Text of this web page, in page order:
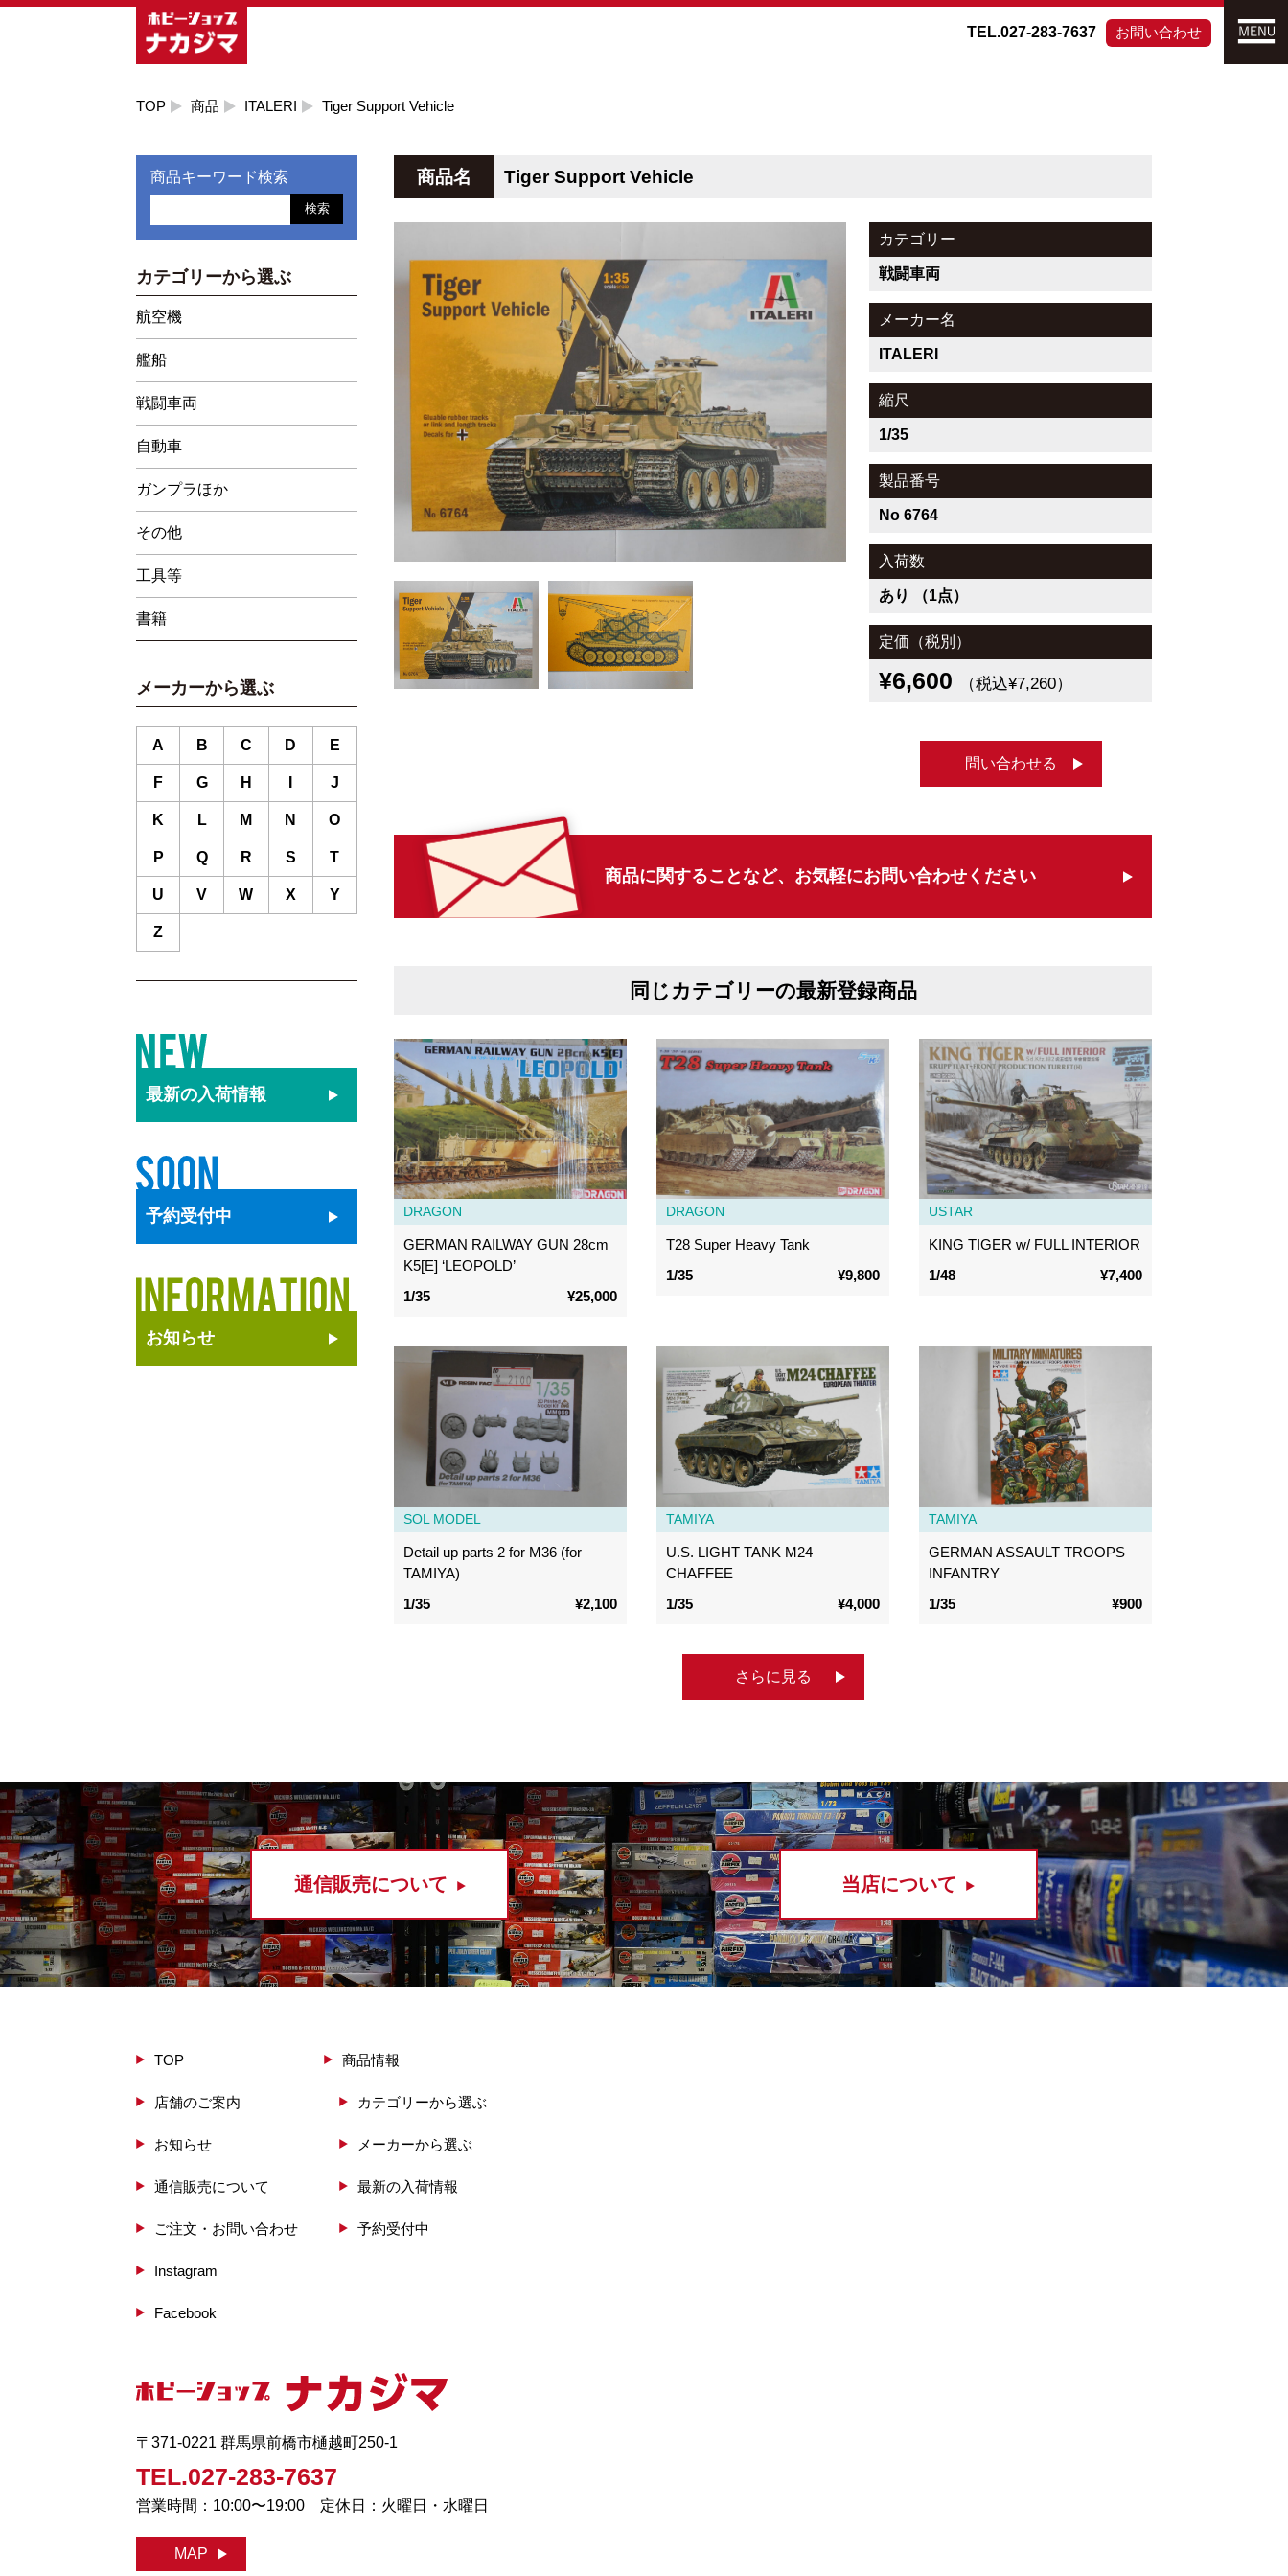
TEL.027-283-7637 お問い合わせ
TOP 商品 ITALERI Tiger Support Vehicle
商品名 Tiger Support Vehicle
カテゴリー
戦闘車両
メーカー名
ITALERI
縮尺
1/35
製品番号
No 6764
入荷数
あり （1点）
定価（税別）
¥6,600 （税込¥7,260）
問い合わせる
商品に関することなど、 お気軽にお問い合わせください
同じカテゴリーの最新登録商品
DRAGON
GERMAN RAILWAY GUN 28cm
K5[E] ‘LEOPOLD’
1/35
¥25,000
DRAGON
T28 Super Heavy Tank
1/35
¥9,800
USTAR
KING TIGER w/ FULL INTERIOR
1/48
¥7,400
SOL MODEL
Detail up parts 2 for M36 (for
TAMIYA)
1/35
¥2,100
TAMIYA
U.S. LIGHT TANK M24
CHAFFEE
1/35
¥4,000
TAMIYA
GERMAN ASSAULT TROOPS
INFANTRY
1/35
¥900
さらに見る
商品キーワード検索
検索
カテゴリーから選ぶ
航空機
艦船
戦闘車両
自動車
ガンプラほか
その他
工具等
書籍
メーカーから選ぶ
A B C D E
F G H J
K L M N O
P Q R S T
U V W X Y
Z
最新の入荷情報
予約受付中
お知らせ
通信販売について 当店について
TOP
店舗のご案内
お知らせ
通信販売について
ご注文・お問い合わせ
Instagram
Facebook
商品情報
カテゴリーから選ぶ
メーカーから選ぶ
最新の入荷情報
予約受付中
〒371-0221 群馬県前橋市樋越町250-1
TEL.027-283-7637
営業時間：10:00〜19:00 定休日：火曜日・水曜日
MAP